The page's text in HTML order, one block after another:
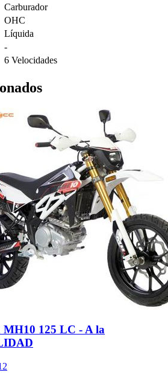
Carburador
OHC
Líquida
-
6 Velocidades
125 LC - A la